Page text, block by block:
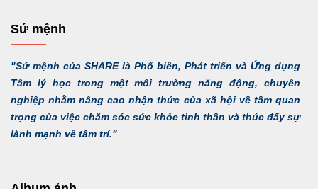
Sứ mệnh
"Sứ mệnh của SHARE là Phổ biến, Phát triển và Ứng dụng
Tâm lý học trong một môi trường năng động, chuyên
nghiệp nhằm nâng cao nhận thức của xã hội về tầm quan
trọng của việc chăm sóc sức khỏe tinh thần và thúc đẩy sự
lành mạnh về tâm trí."